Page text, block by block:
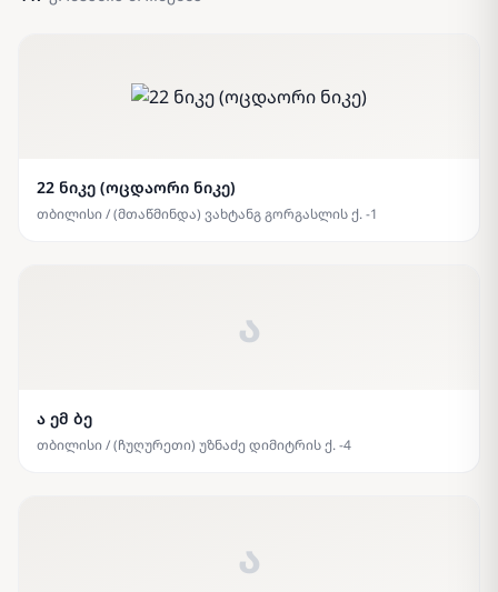
22 ნიკე (ოცდაორი ნიკე)
თბილისი / (მთაწმინდა) ვახტანგ გორგასლის ქ. -1
ა
ა ემ ბე
თბილისი / (ჩუღურეთი) უზნაძე დიმიტრის ქ. -4
ა